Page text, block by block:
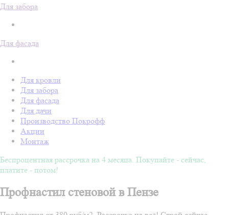
Для забора
Для фасада
Для кровли
Для забора
Для фасада
Для дачи
Производство Покрофф
Акции
Монтаж
Беспроцентная рассрочка на 4 месяца. Покупайте - сейчас,
платите - потом!
Профнастил стеновой в Пензе